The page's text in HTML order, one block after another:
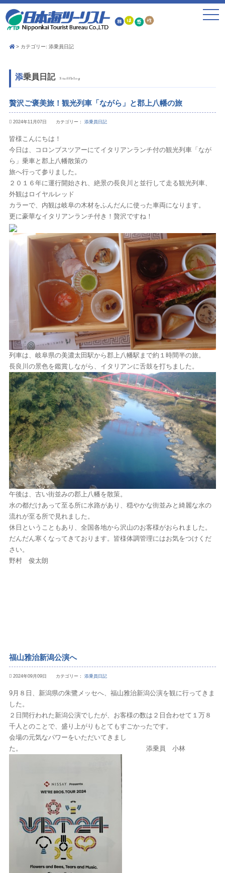
toggle
カテゴリー: 添乗員日記
添乗員日記 Staffblog
贅沢ご褒美旅！観光列車「ながら」と郡上八幡の旅
2024年11月07日 カテゴリー： 添乗員日記
皆様こんにちは！
今日は、コロンブスツアーにてイタリアンランチ付の観光列車「なが
ら」乗車と郡上八幡散策の
旅へ行って参りました。
２０１６年に運行開始され、絶景の長良川と並行して走る観光列車、
外観はロイヤルレッド
カラーで、内観は岐阜の木材をふんだんに使った車両になります。
更に豪華なイタリアンランチ付き！贅沢ですね！
列車は、岐阜県の美濃太田駅から郡上八幡駅まで約１時間半の旅。
長良川の景色を鑑賞しながら、イタリアンに舌鼓を打ちました。
午後は、古い街並みの郡上八幡を散策。
水の都だけあって至る所に水路があり、 穏やかな街並みと綺麗な水の
流れが至る所で見れました。
休日ということもあり、全国各地から沢山のお客様がおられました。
だんだん寒くなってきております。皆様体調管理にはお気をつけくだ
さい。
野村 俊太朗
福山雅治新潟公演へ
2024年09月09日 カテゴリー： 添乗員日記
9月８日、新潟県の朱鷺メッセへ、福山雅治新潟公演を観に行ってきま
した。
２日間行われた新潟公演でしたが、お客様の数は２日合わせて１万８
千人とのことで、盛り上がりもとてもすごかったです。
会場の元気なパワーをいただいてきまし
た。 添乗員 小林